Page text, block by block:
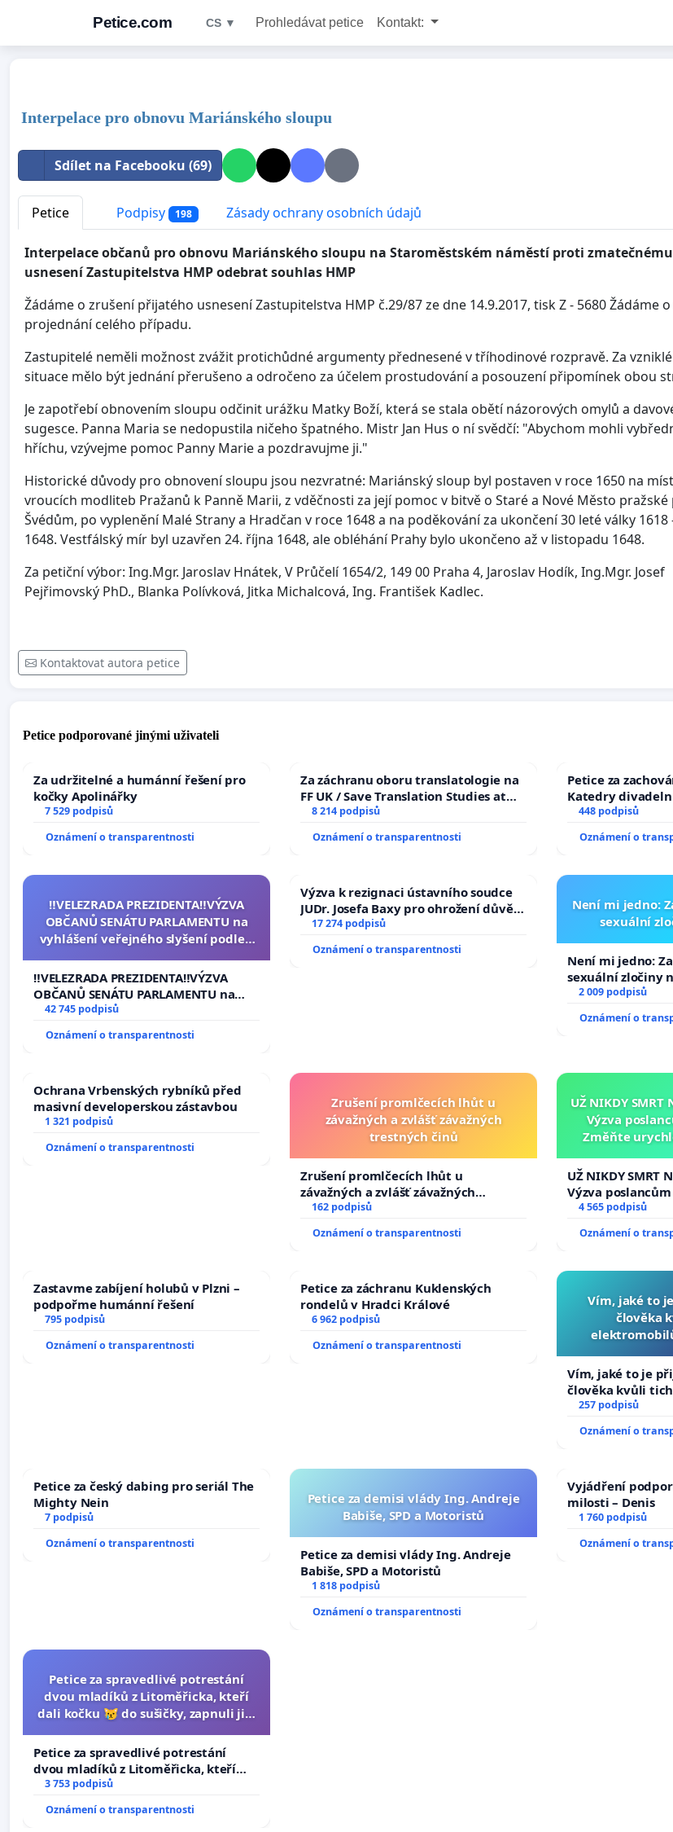
Petice.com CS ▼ Prohledávat petice Kontakt:
Interpelace pro obnovu Mariánského sloupu
Sdílet na Facebooku (69)
Petice Podpisy 198 Zásady ochrany osobních údajů
Interpelace občanů pro obnovu Mariánského sloupu na Staroměstském náměstíproti zmatečnému
usnesení Zastupitelstva HMP odebrat souhlas HMP
Žádáme o zrušení přijatého usnesení Zastupitelstva HMP č.29/87 ze dne 14.9.2017, tisk Z - 5680 Žádáme
projednání celého případu.
Zastupitelé neměli možnost zvážit protichůdné argumenty přednesené v tříhodinové rozpravě. Za vzniklé
situace mělo být jednání přerušeno a odročeno za účelem prostudování a posouzení připomínek obou
Je zapotřebí obnovením sloupu odčinit urážku Matky Boží, která se stala obětí názorových omylů a
sugesce. Panna Maria se nedopustila ničeho špatného. Mistr Jan Hus o ní svědčí: "Abychom mohli
hříchu, vzývejme pomoc Panny Marie a pozdravujme ji."
Historické důvody pro obnovení sloupu jsou nezvratné: Mariánský sloup byl postaven v roce 1650 na
vroucích modliteb Pražanů k Panně Marii, z vděčnosti za její pomoc v bitvě o Staré a Nové Město
Švédům, po vyplenění Malé Strany a Hradčan v roce 1648 a na poděkování za ukončení 30 leté války 1618
1648. Vestfálský mír byl uzavřen 24. října 1648, ale obléhání Prahy bylo ukončeno až v listopadu 1648.
Za petiční výbor: Ing.Mgr. Jaroslav Hnátek, V Průčelí 1654/2, 149 00 Praha 4, Jaroslav Hodík, Ing.Mgr. Josef
Pejřimovský PhD., Blanka Polívková, Jitka Michalcová, Ing. František Kadlec.
Kontaktovat autora petice
Petice podporované jinými uživateli
Za udržitelné a humánní řešení pro
kočky Apolinářky
7 529 podpisů
Oznámení o transparentnosti
Za záchranu oboru translatologie na
FF UK / Save Translation Studies at
the Faculty of Arts, Charles
8 214 podpisů
Oznámení o transparentnosti
Petice za
Katedry
448 podpisů
Oznámení o
‼️VELEZRADA PREZIDENTA‼️VÝZVA
OBČANŮ SENÁTU PARLAMENTU na
vyhlášení veřejného slyšení podle §
na přijetí usnesení k podání ústavní
žaloby na prezidenta republiky
‼️VELEZRADA PREZIDENTA‼️VÝZVA
OBČANŮ SENÁTU PARLAMENTU na
vyhlášení veřejného slyšení podle §
na přijetí usnesení k podání ústavní
42 745 podpisů
Oznámení o transparentnosti
Výzva k rezignaci ústavního soudce
JUDr. Josefa Baxy pro ohrožení důvěry
ve spravedlivý proces
17 274 podpisů
Oznámení o transparentnosti
Není mi jedno:
sexuální
Není mi jedno:
sexuální zločiny
2 009 podpisů
Oznámení o
Ochrana Vrbenských rybníků před
masivní developerskou zástavbou
1 321 podpisů
Oznámení o transparentnosti
Zrušení promlčecích lhůt u
závažných a zvlášť závažných
trestných činů
Zrušení promlčecích lhůt u
závažných a zvlášť závažných
trestných činů
162 podpisů
Oznámení o transparentnosti
UŽ NIKDY SMRT
Výzva
Změňte
UŽ NIKDY SMRT
Výzva
Změňte
opakovat!
4 565 podpisů
Oznámení o
Zastavme zabíjení holubů v Plzni –
podpořme humánní řešení
795 podpisů
Oznámení o transparentnosti
Petice za záchranu Kuklenských
rondelů v Hradci Králové
6 962 podpisů
Oznámení o transparentnosti
Vím, jaké to
člověka
Vím, jaké to je
člověka kvůli
nečekejme, až
257 podpisů
Oznámení o
Petice za český dabing pro seriál The
Mighty Nein
7 podpisů
Oznámení o transparentnosti
Petice za demisi vlády Ing. Andreje
Babiše, SPD a Motoristů
Petice za demisi vlády Ing. Andreje
Babiše, SPD a Motoristů
1 818 podpisů
Oznámení o transparentnosti
Vyjádření
milosti – Denis
1 760 podpisů
Oznámení o
Petice za spravedlivé potrestání
dvou mladíků z Litoměřicka, kteří
dali kočku 😿 do sušičky, zapnuli ji a
Petice za spravedlivé potrestání
dvou mladíků z Litoměřicka, kteří
dali kočku 😿 do sušičky, zapnuli ji a
3 753 podpisů
Oznámení o transparentnosti